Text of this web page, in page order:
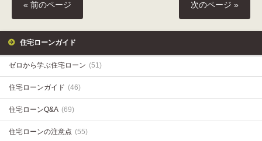
« 前のページ 次のページ »
住宅ローンガイド
ゼロから学ぶ住宅ローン (51)
住宅ローンガイド (46)
住宅ローンQ&A (69)
住宅ローンの注意点 (55)